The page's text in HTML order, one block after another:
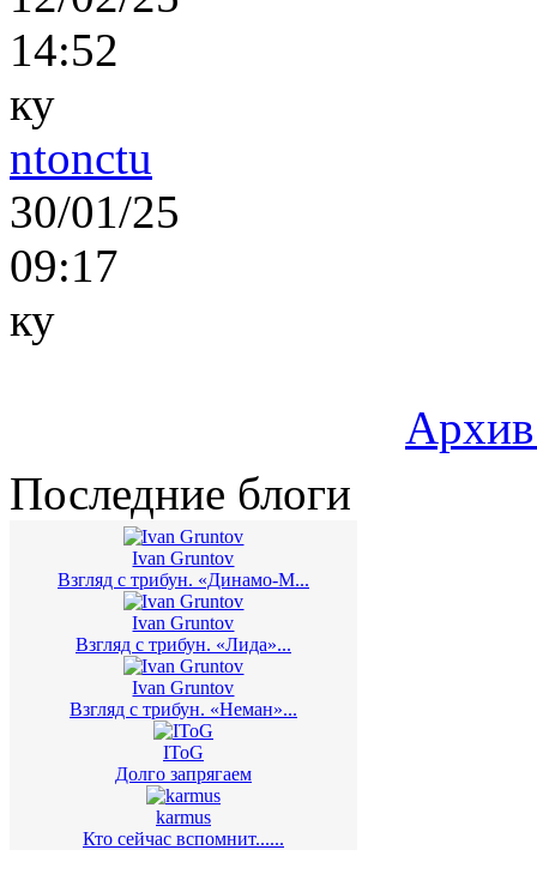
14:52
ку
ntonctu
30/01/25
09:17
ку
Последние блоги
Ivan Gruntov
Взгляд с трибун. «Динамо-М...
Ivan Gruntov
Взгляд с трибун. «Лида»...
Ivan Gruntov
Взгляд с трибун. «Неман»...
IToG
Долго запрягаем
karmus
Кто сейчас вспомнит......